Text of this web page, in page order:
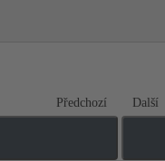
Předchozí Další